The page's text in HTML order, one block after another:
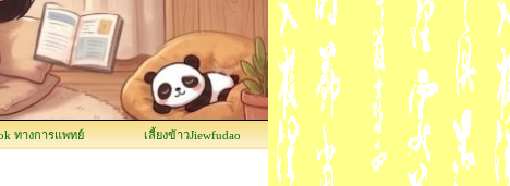
ทางการแพทย์ เลี้ยงข้าวJiewfudao